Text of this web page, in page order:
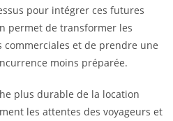
pour intégrer ces futures
permet de transformer les
et de prendre une
moins préparée.
plus durable de la location
les attentes des voyageurs et